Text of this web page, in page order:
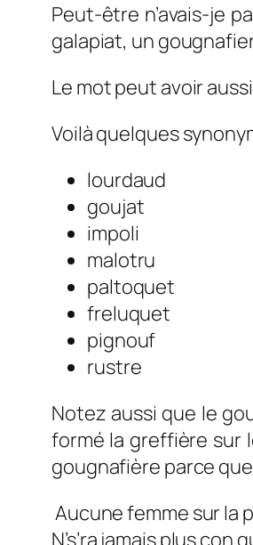
Peut-être n’avais-je
galapiat, un
Le mot peut avoir
Voilà quelques
lourdaud
goujat
impoli
malotru
paltoquet
freluquet
pignouf
rustre
Notez aussi que le
formé la greffière sur
gougnafière parce
Aucune femme sur la